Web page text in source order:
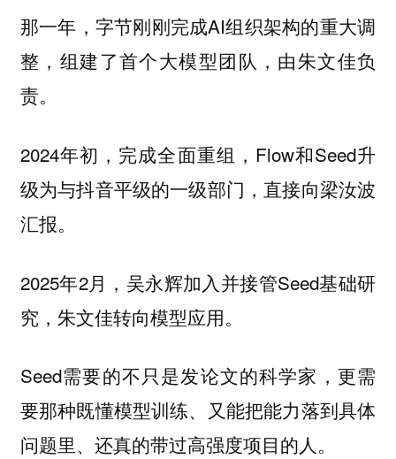
那一年，字节刚刚完成AI组织架构的重大调
整，组建了首个大模型团队，由朱文佳负
责。
2024年初，完成全面重组，Flow和Seed升
级为与抖音平级的一级部门，直接向梁汝波
汇报。
2025年2月，吴永辉加入并接管Seed基础研
究，朱文佳转向模型应用。
Seed需要的不只是发论文的科学家，更需
要那种既懂模型训练、又能把能力落到具体
问题里、还真的带过高强度项目的人。